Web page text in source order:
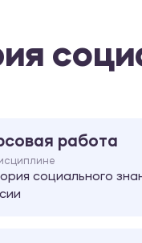
работа
социального